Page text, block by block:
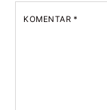
KOMENTAR *